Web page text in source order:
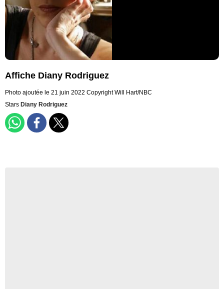
Affiche Diany Rodriguez
Photo ajoutée le 21 juin 2022 Copyright Will Hart/NBC
Stars Diany Rodriguez